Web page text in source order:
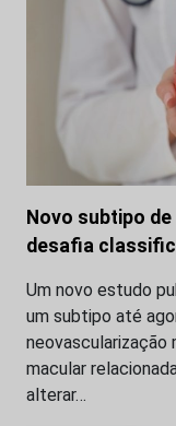
Novo subtipo
desafia
Um novo estudo
um subtipo até
neovascularização
macular
alterar…